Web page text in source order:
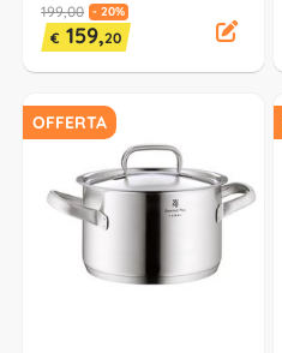
199,00 - 20%
€ 159,20
OFFERTA